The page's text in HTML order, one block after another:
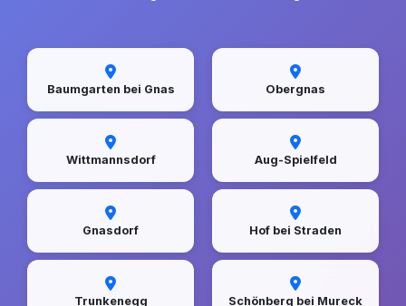
Baumgarten bei Gnas Obergnas
Wittmannsdorf Aug-Spielfeld
Gnasdorf Hof bei Straden
Trunkenegg Schönberg bei Mureck